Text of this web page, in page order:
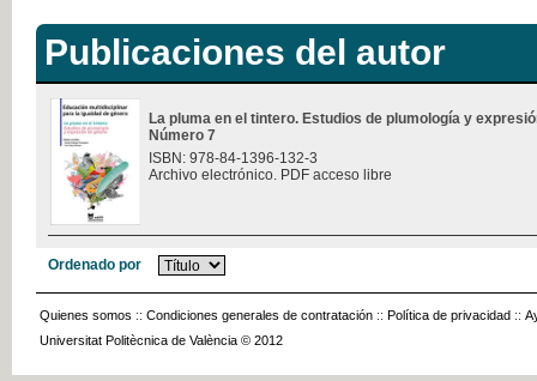
Publicaciones del autor
La pluma en el tintero. Estudios de plumología y
Número 7
ISBN: 978-84-1396-132-3
Archivo electrónico. PDF acceso libre
Ordenado por
Quienes somos :: Condiciones generales de contratación :: Política de privacidad ::
Universitat Politècnica de València © 2012